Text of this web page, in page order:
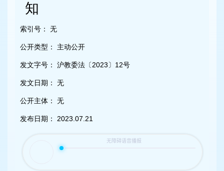
知
索引号： 无
公开类型： 主动公开
发文字号： 沪教委法〔2023〕12号
发文日期： 无
公开主体： 无
发布日期： 2023.07.21